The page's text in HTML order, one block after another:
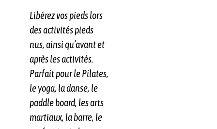
Libérez vos pieds lors
des activités pieds
nus, ainsi qu’avant et
après les activités.
Parfait pour le Pilates,
le yoga, la danse, le
paddle board, les arts
martiaux, la barre, le